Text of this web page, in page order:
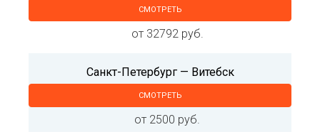
СМОТРЕТЬ
от 32792 руб.
Санкт-Петербург — Витебск
СМОТРЕТЬ
от 2500 руб.